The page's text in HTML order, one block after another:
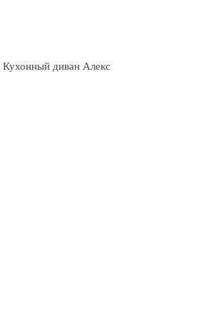
Кухонный диван Алекс